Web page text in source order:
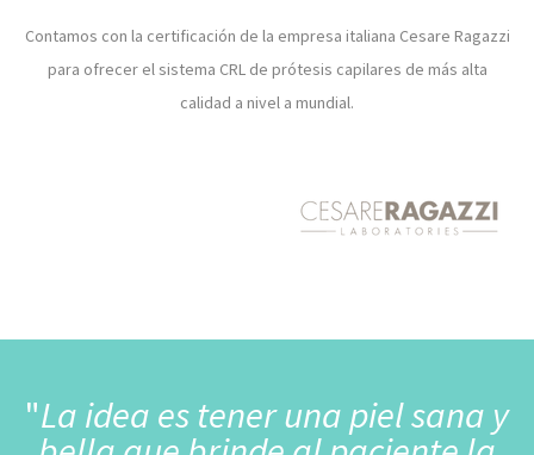
Contamos con la certificación de la empresa italiana Cesare Ragazzi
para ofrecer el sistema CRL de prótesis capilares de más alta
calidad a nivel a mundial.
"La idea es tener una piel sana y